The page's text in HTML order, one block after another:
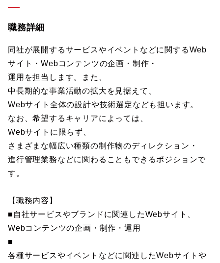
職務詳細
同社が展開するサービスやイベントなどに関するWeb
サイト・Webコンテンツの企画・制作・
運用を担当します。また、
中長期的な事業活動の拡大を見据えて、
Webサイト全体の設計や技術選定なども担います。
なお、希望するキャリアによっては、
Webサイトに限らず、
さまざまな幅広い種類の制作物のディレクション・
進行管理業務などに関わることもできるポジションで
す。
【職務内容】
■自社サービスやブランドに関連したWebサイト、
Webコンテンツの企画・制作・運用
■
各種サービスやイベントなどに関連したWebサイトや